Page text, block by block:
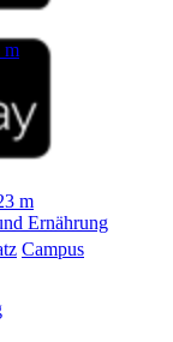
m
m
Ernährung
Campus